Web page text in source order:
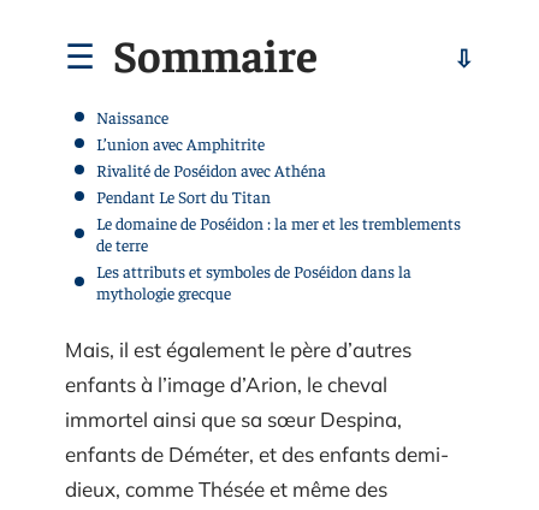
Sommaire
Naissance
L’union avec Amphitrite
Rivalité de Poséidon avec Athéna
Pendant Le Sort du Titan
Le domaine de Poséidon : la mer et les tremblements
de terre
Les attributs et symboles de Poséidon dans la
mythologie grecque
Mais, il est également le père d’autres
enfants à l’image d’Arion, le cheval
immortel ainsi que sa sœur Despina,
enfants de Déméter, et des enfants demi-
dieux, comme Thésée et même des